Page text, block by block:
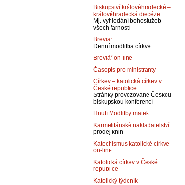
Biskupství královéhradecké –
královéhradecká diecéze
Mj. vyhledání bohoslužeb
všech farností
Breviář
Denní modlitba církve
Breviář on-line
Časopis pro ministranty
Církev – katolická církev v
České republice
Stránky provozované Českou
biskupskou konferencí
Hnutí Modlitby matek
Karmelitánské nakladatelství
prodej knih
Katechismus katolické církve
on-line
Katolická církev v České
republice
Katolický týdeník